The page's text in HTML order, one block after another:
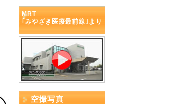
MRT
｢みやざき医療最前線｣より
空撮写真